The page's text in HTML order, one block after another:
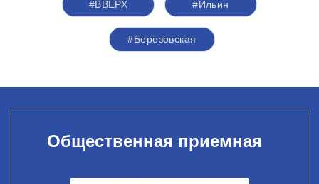
#ВВЕРХ #Ильин
#Березовская
Общественная приемная